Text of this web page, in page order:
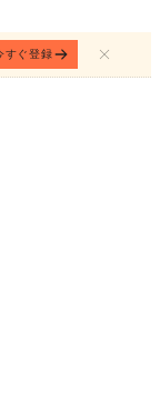
すぐ登録